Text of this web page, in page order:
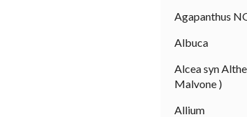
Agapanthus
Albuca
Alcea syn
Malvone )
Allium